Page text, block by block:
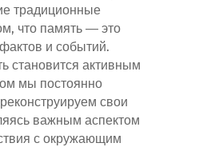
традиционные
что память — это
и событий.
становится активным
мы постоянно
свои
важным аспектом
с окружающим